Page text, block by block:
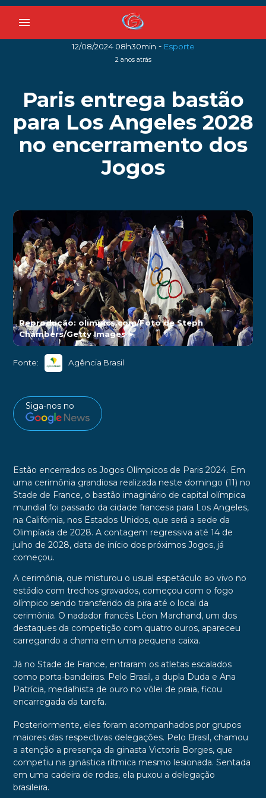
menu
12/08/2024 08h30min - Esporte
2 anos atrás
Paris entrega bastão
para Los Angeles 2028
no encerramento dos
Jogos
Reprodução: olimpics.com/Foto de Steph
Chambers/Getty Images►
Fonte: Agência Brasil
Siga-nos no
Estão encerrados os Jogos Olímpicos de Paris 2024. Em
uma cerimônia grandiosa realizada neste domingo (11) no
Stade de France, o bastão imaginário de capital olímpica
mundial foi passado da cidade francesa para Los Angeles,
na Califórnia, nos Estados Unidos, que será a sede da
Olimpíada de 2028. A contagem regressiva até 14 de
julho de 2028, data de início dos próximos Jogos, já
começou.
A cerimônia, que misturou o usual espetáculo ao vivo no
estádio com trechos gravados, começou com o fogo
olímpico sendo transferido da pira até o local da
cerimônia. O nadador francês Léon Marchand, um dos
destaques da competição com quatro ouros, apareceu
carregando a chama em uma pequena caixa.
Já no Stade de France, entraram os atletas escalados
como porta-bandeiras. Pelo Brasil, a dupla Duda e Ana
Patrícia, medalhista de ouro no vôlei de praia, ficou
encarregada da tarefa.
Posteriormente, eles foram acompanhados por grupos
maiores das respectivas delegações. Pelo Brasil, chamou
a atenção a presença da ginasta Victoria Borges, que
competiu na ginástica rítmica mesmo lesionada. Sentada
em uma cadeira de rodas, ela puxou a delegação
brasileira.